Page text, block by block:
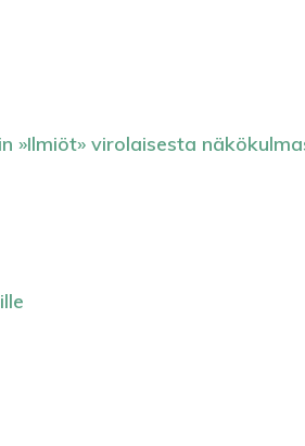
»Ilmiöt» virolaisesta